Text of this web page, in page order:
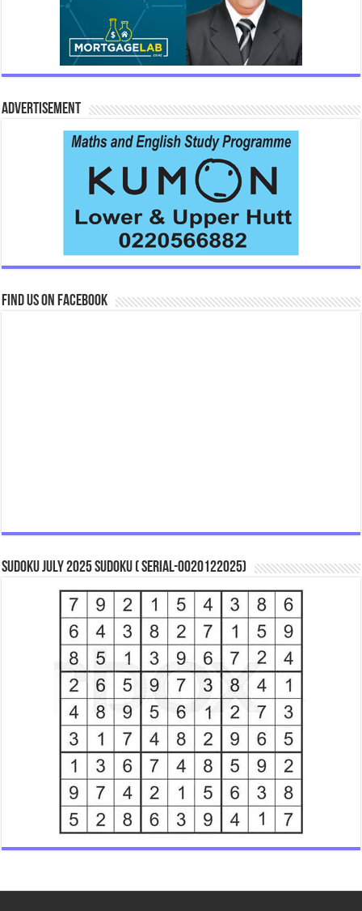
Advertisement
Find us on Facebook
Sudoku July 2025 Sudoku ( Serial-0020122025)